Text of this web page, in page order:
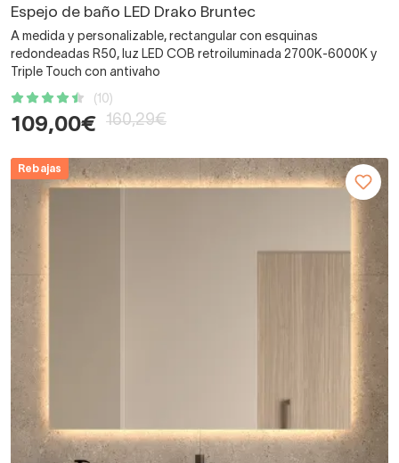
Espejo de baño LED Drako Bruntec
A medida y personalizable, rectangular con esquinas
redondeadas R50, luz LED COB retroiluminada 2700K-6000K y
Triple Touch con antivaho
(10)
109,00€ 160,29€
Rebajas